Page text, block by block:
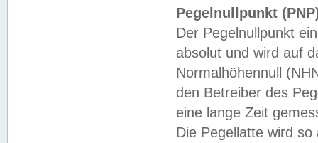
Pegelnullpunkt
Der Pegelnullpunkt
absolut und wird auf
Normalhöhennull
den Betreiber des
eine lange Zeit
Die Pegellatte wird